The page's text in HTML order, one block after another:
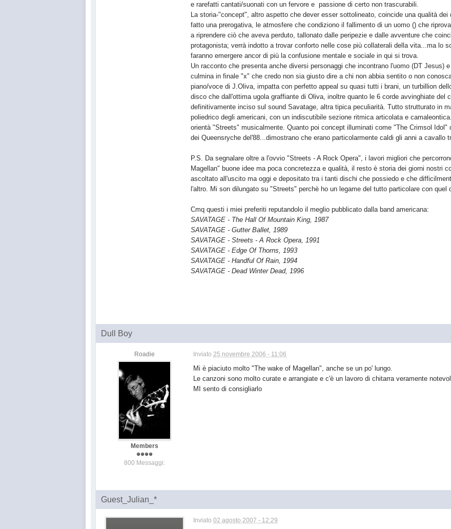
e rarefatti cantati/suonati con un fervore e passione di certo non trascurabili.
La storia-"concept", altro aspetto che dever esser sottolineato, coincide una qualità
fatto una prerogativa, le atmosfere che condiziono il fallimento di un uomo () che
a riprendere ciò che aveva perduto, tallonato dalle peripezie e dalle avventure che
protagonista; verrà indotto a trovar conforto nelle cose più collaterali della vita...ma lo
faranno emergere ancor di più la confusione mentale e sociale in qui si trova.
Un racconto che presenta anche diversi personaggi che incontrano l'uomo (DT Jesus)
culmina in finale "x" che credo non sia giusto dire a chi non abbia sentito o non
piano/voce di J.Oliva, impatta con perfetto appeal su quasi tutti i brani, un turbillion
disco che dall'ottima ugola graffiante di Oliva, inoltre quanto le 6 corde avvinghiate del
definitivamente inciso sul sound Savatage, altra tipica peculiarità. Tutto strutturato in
poliedrico degli americani, con un indiscutibile sezione ritmica articolata e
orientà "Streets" musicalmente. Quanto poi concept illuminati come "The Crimsol Idol"
dei Queensryche del'88...dimostrano che erano particolarmente caldi gli anni a cavallo
P.S. Da segnalare oltre a l'ovvio "Streets - A Rock Opera", i lavori migliori che
Magellan" buone idee ma poca concretezza e qualità, il resto è storia dei giorni nostri
ascoltato all'uscito ma oggi e depositato tra i tanti dischi che possiedo e che
l'altro. Mi son dilungato su "Streets" perchè ho un legame del tutto particolare con quel
Cmq questi i miei preferiti reputandolo il meglio pubblicato dalla band americana:
SAVATAGE - The Hall Of Mountain King, 1987
SAVATAGE - Gutter Ballet, 1989
SAVATAGE - Streets - A Rock Opera, 1991
SAVATAGE - Edge Of Thorns, 1993
SAVATAGE - Handful Of Rain, 1994
SAVATAGE - Dead Winter Dead, 1996
Dull Boy
Roadie
Members
800 Messaggi:
Inviato 25 novembre 2006 - 11:06
Mi è piaciuto molto "The wake of Magellan", anche se un po' lungo.
Le canzoni sono molto curate e arrangiate e c'è un lavoro di chitarra veramente
MI sento di consigliarlo
Guest_Julian_*
Inviato 02 agosto 2007 - 12:29